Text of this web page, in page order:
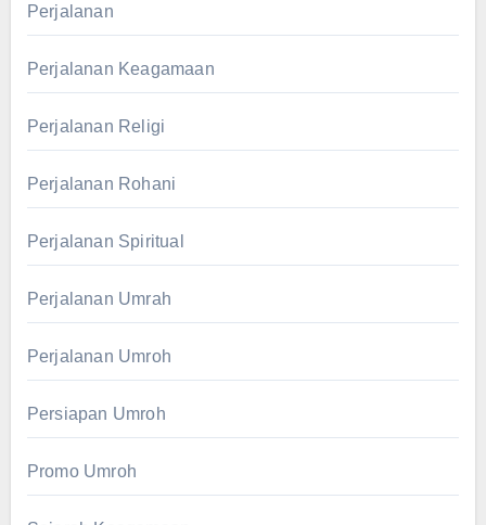
Perjalanan
Perjalanan Keagamaan
Perjalanan Religi
Perjalanan Rohani
Perjalanan Spiritual
Perjalanan Umrah
Perjalanan Umroh
Persiapan Umroh
Promo Umroh